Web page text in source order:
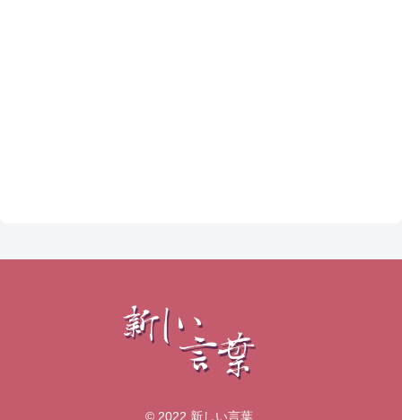
© 2022 新しい言葉.